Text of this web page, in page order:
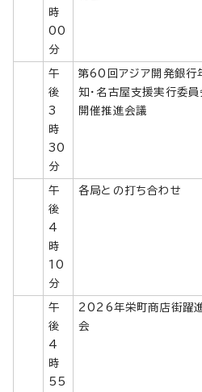
時
00
分
午
後
3
時
30
分
第60回アジア開発銀行
知・名古屋支援実行委
開催推進会議
午
後
4
時
10
分
各局との打ち合わせ
午
後
4
時
55
2026年栄町商店街躍
会